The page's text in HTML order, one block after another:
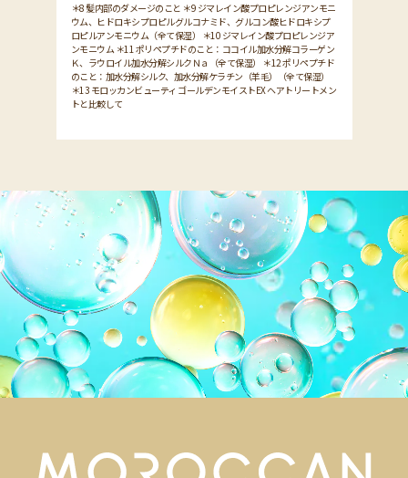
＊8 髪内部のダメージのこと ＊9 ジマレイン酸プロピレンジアンモニ
ウム、ヒドロキシプロピルグルコナミド、グルコン酸ヒドロキシプ
ロピルアンモニウム（全て保湿） ＊10 ジマレイン酸プロピレンジア
ンモニウム ＊11 ポリペプチドのこと：ココイル加水分解コラーゲン
Ｋ、ラウロイル加水分解シルクＮａ（全て保湿） ＊12 ポリペプチド
のこと：加水分解シルク、加水分解ケラチン（羊毛）（全て保湿）
＊13 モロッカンビューティ ゴールデンモイストEX ヘアトリートメン
トと比較して